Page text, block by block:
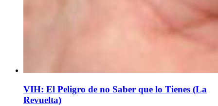
VIH: El Peligro de no Saber que lo Tienes (La
Revuelta)